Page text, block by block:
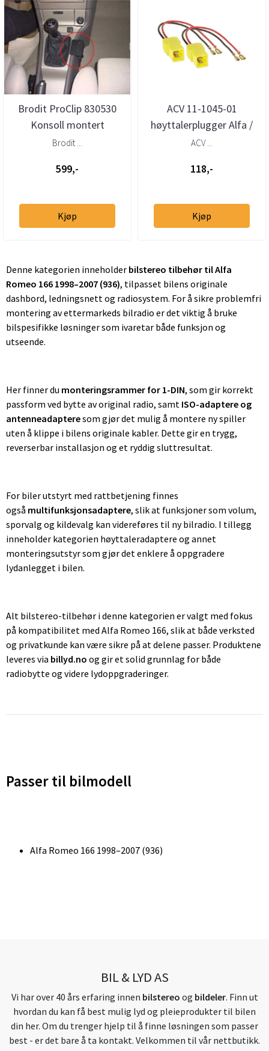
Brodit ProClip 830530
Konsoll montert
Brodit ...
599,-
Kjøp
ACV 11-1045-01
høyttalerplugger Alfa /
Fiat / Citroën / Peugeot
ACV ...
118,-
Kjøp
Denne kategorien inneholder bilstereo tilbehør til Alfa
Romeo 166 1998–2007 (936), tilpasset bilens originale
dashbord, ledningsnett og radiosystem. For å sikre problemfri
montering av ettermarkeds bilradio er det viktig å bruke
bilspesifikke løsninger som ivaretar både funksjon og
utseende.
Her finner du monteringsrammer for 1-DIN, som gir korrekt
passform ved bytte av original radio, samt ISO-adaptere og
antenneadapteresom gjør det mulig å montere ny spiller
uten å klippe i bilens originale kabler. Dette gir en trygg,
reverserbar installasjon og et ryddig sluttresultat.
For biler utstyrt med rattbetjening finnes
også multifunksjonsadaptere, slik at funksjoner som volum,
sporvalg og kildevalg kan videreføres til ny bilradio. I tillegg
inneholder kategorien høyttaleradaptere og annet
monteringsutstyr som gjør det enklere å oppgradere
lydanlegget i bilen.
Alt bilstereo-tilbehør i denne kategorien er valgt med fokus
på kompatibilitet med Alfa Romeo 166, slik at både verksted
og privatkunde kan være sikre på at delene passer. Produktene
leveres via billyd.no og gir et solid grunnlag for både
radiobytte og videre lydoppgraderinger.
Passer til bilmodell
Alfa Romeo 166 1998–2007 (936)
BIL & LYD AS
Vi har over 40 års erfaring innen bilstereo og bildeler. Finn ut
hvordan du kan få best mulig lyd og pleieprodukter til bilen
din her. Om du trenger hjelp til å finne løsningen som passer
best - er det bare å ta kontakt. Velkommen til vår nettbutikk.